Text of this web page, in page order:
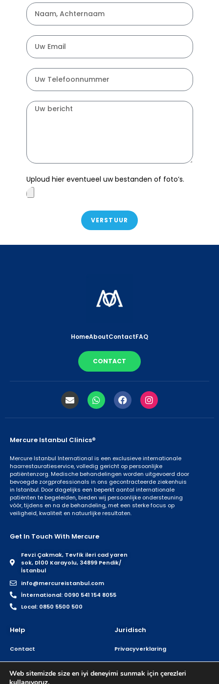
Uploud hier eventueel uw bestanden of foto’s.
VERSTUUR
HomeAboutContactFAQ
CONTACT
Mercure Istanbul Clinics®
Mercure Istanbul International is een exclusieve internationale
haarrestauratieservice, volledig gericht op persoonlijke
patiëntenzorg. Medische behandelingen worden uitgevoerd door
bevoegde zorgprofessionals in ons gecontracteerde ziekenhuis
in Istanbul. Door dagelijks een beperkt aantal internationale
patiënten te begeleiden, bieden wij persoonlijke ondersteuning
vóór, tijdens en na de behandeling, met een sterke focus op
veiligheid, kwaliteit en natuurlijke resultaten.
Get In Touch With Mercure
Fevzi Çakmak, Tevfik ileri cad yaren
sok, D100 Karayolu, 34899 Pendik/
İstanbul
info@mercureistanbul.com
İnternational: 0090 541 154 8055
Local: 0850 5500 500
Help
Contact
FAQ
Home
Juridisch
Privacyverklaring
Auteursrecht
Web sitemizde size en iyi deneyimi sunmak için çerezleri